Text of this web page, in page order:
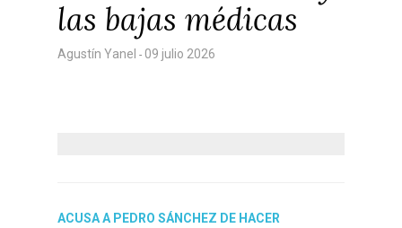
las bajas médicas
Agustín Yanel - 09 julio 2026
ACUSA A PEDRO SÁNCHEZ DE HACER